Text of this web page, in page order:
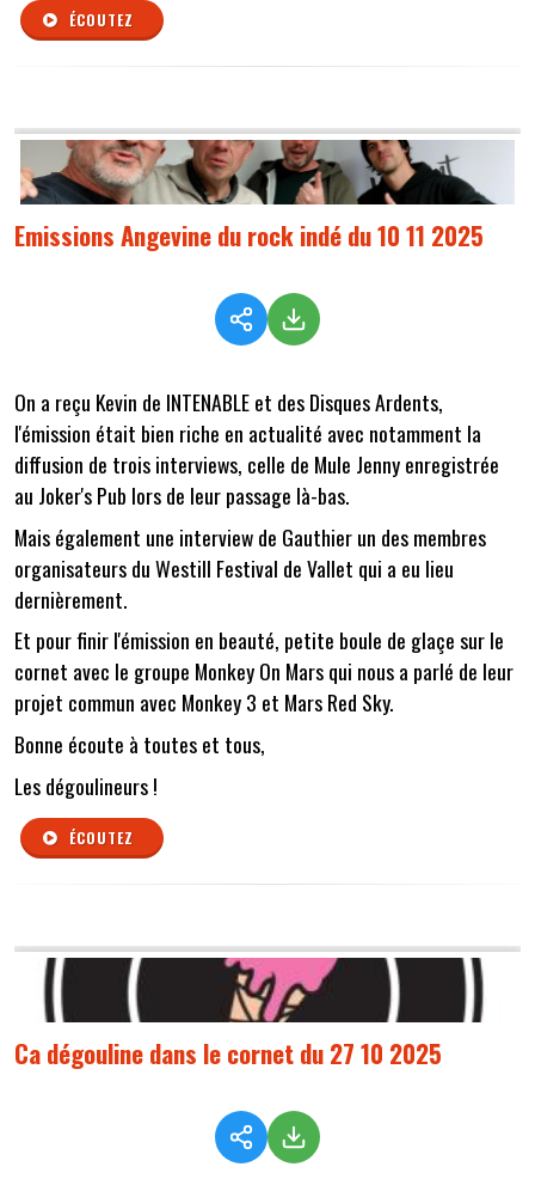
ÉCOUTEZ
Emissions Angevine du rock indé du 10 11 2025
On a reçu Kevin de INTENABLE et des Disques Ardents,
l'émission était bien riche en actualité avec notamment la
diffusion de trois interviews, celle de Mule Jenny enregistrée
au Joker's Pub lors de leur passage là-bas.
Mais également une interview de Gauthier un des membres
organisateurs du Westill Festival de Vallet qui a eu lieu
dernièrement.
Et pour finir l'émission en beauté, petite boule de glaçe sur le
cornet avec le groupe Monkey On Mars qui nous a parlé de leur
projet commun avec Monkey 3 et Mars Red Sky.
Bonne écoute à toutes et tous,
Les dégoulineurs !
ÉCOUTEZ
Ca dégouline dans le cornet du 27 10 2025